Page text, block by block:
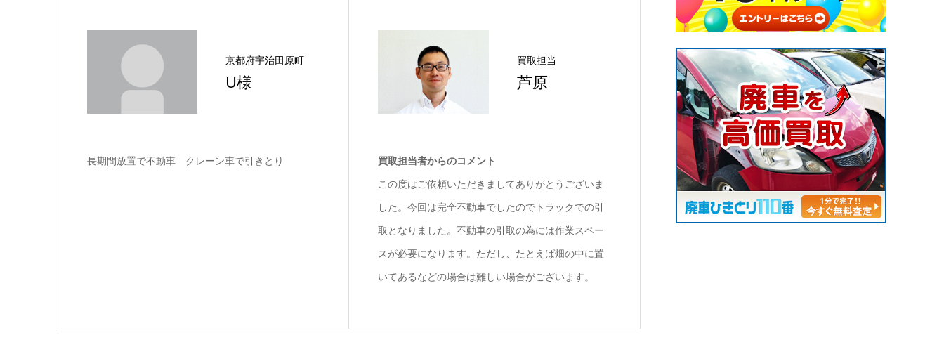
京都府宇治田原町
U様
長期間放置で不動車 クレーン車で引きとり
買取担当
芦原
買取担当者からのコメント
この度はご依頼いただきましてありがとうございま
した。今回は完全不動車でしたのでトラックでの引
取となりました。不動車の引取の為には作業スペー
スが必要になります。ただし、たとえば畑の中に置
いてあるなどの場合は難しい場合がございます。